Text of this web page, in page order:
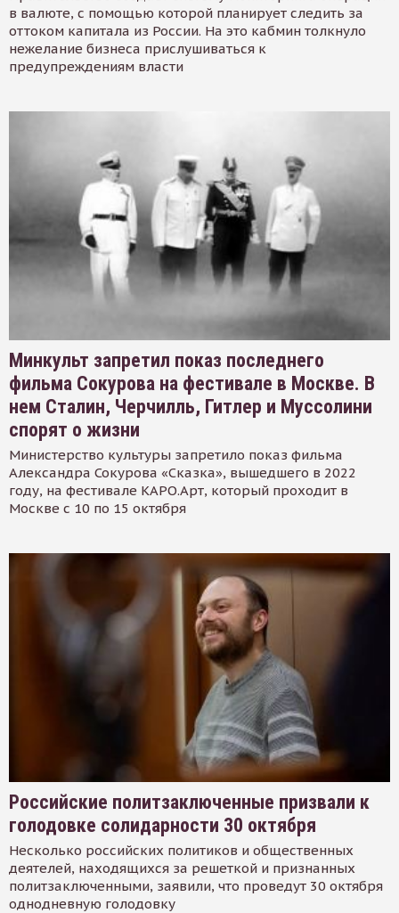
в валюте, с помощью которой планирует следить за
оттоком капитала из России. На это кабмин толкнуло
нежелание бизнеса прислушиваться к
предупреждениям власти
Минкульт запретил показ последнего
фильма Сокурова на фестивале в Москве. В
нем Сталин, Черчилль, Гитлер и Муссолини
спорят о жизни
Министерство культуры запретило показ фильма
Александра Сокурова «Сказка», вышедшего в 2022
году, на фестивале КАРО.Арт, который проходит в
Москве с 10 по 15 октября
Российские политзаключенные призвали к
голодовке солидарности 30 октября
Несколько российских политиков и общественных
деятелей, находящихся за решеткой и признанных
политзаключенными, заявили, что проведут 30 октября
однодневную голодовку